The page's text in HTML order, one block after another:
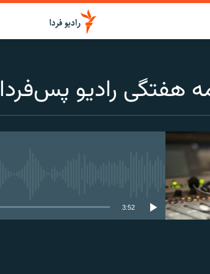
هفتگی رادیو پس‌فردا
3:52